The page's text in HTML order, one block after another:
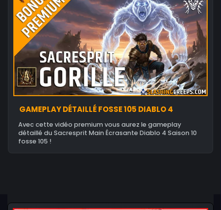
GAMEPLAY DÉTAILLÉ FOSSE 105 DIABLO 4
Avec cette vidéo premium vous aurez le gameplay
détaillé du Sacresprit Main Écrasante Diablo 4 Saison 10
fosse 105 !